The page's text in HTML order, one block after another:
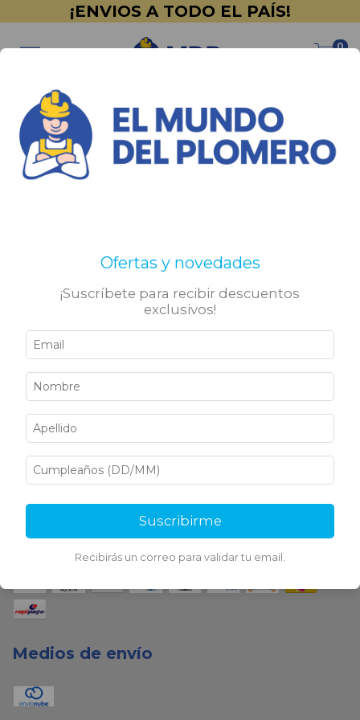
¡ENVIOS A TODO EL PAÍS!
0
Inicio > PINTURERÍA > Duralba > Acrilico > Exterior
No tenemos resultados para tu búsqueda. Por favor,
intentá con otros filtros.
Sigamos conectados
Medios de pago
Medios de envío
Ofertas y novedades
¡Suscríbete para recibir descuentos
exclusivos!
Suscribirme
Recibirás un correo para validar tu email.